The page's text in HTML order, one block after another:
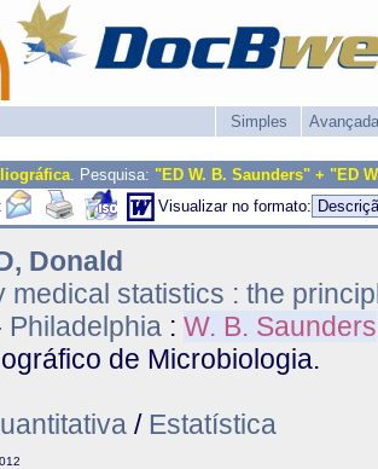
Simples Avançada
. Pesquisa: "ED W. B. Saunders" + "ED
Visualizar no formato:
Donald
medical statistics : the
Philadelphia : W. B. Saunders
de Microbiologia.
/ Estatística